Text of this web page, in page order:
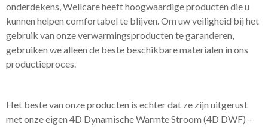
onderdekens, Wellcare heeft hoogwaardige producten die u
kunnen helpen comfortabel te blijven. Om uw veiligheid bij het
gebruik van onze verwarmingsproducten te garanderen,
gebruiken we alleen de beste beschikbare materialen in ons
productieproces.
Het beste van onze producten is echter dat ze zijn uitgerust
met onze eigen 4D Dynamische Warmte Stroom (4D DWF) -